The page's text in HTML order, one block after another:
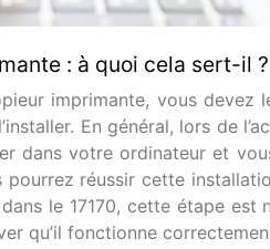
: à quoi cela sert-il ?
imprimante, vous devez
En général, lors de
dans votre ordinateur et
pourrez réussir cette
le 17170, cette étape est
qu’il fonctionne